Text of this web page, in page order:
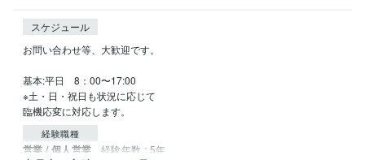
スケジュール
お問い合わせ等、大歓迎です。
基本:平日　8：00〜17:00
※土・日・祝日も状況に応じて
臨機応変に対応します。
経験職種
営業 / 個人営業 経験年数 : 5年